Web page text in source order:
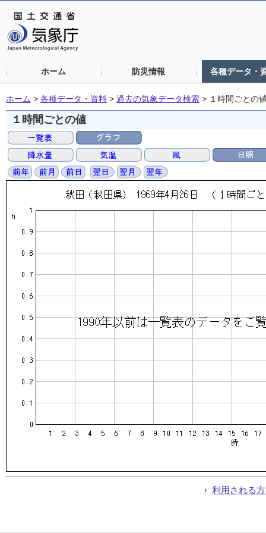
ホーム 防災情報 各種データ・
ホーム > 各種データ・資料 > 過去の気象データ検索 > １時間ごとの
１時間ごとの値
利用される